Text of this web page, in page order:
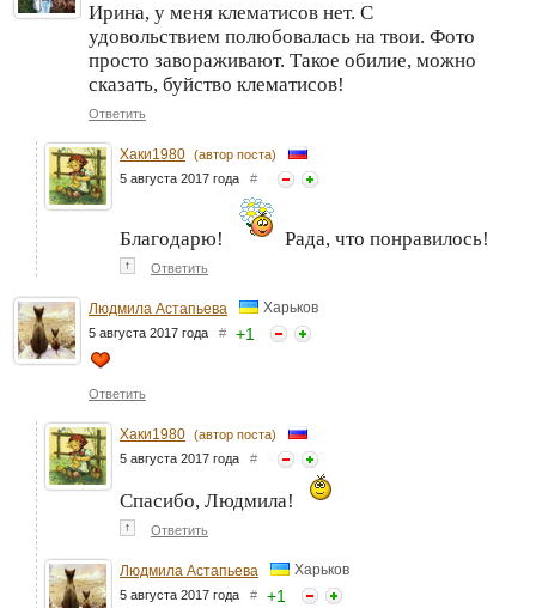
Ирина, у меня клематисов нет. С
удовольствием полюбовалась на твои. Фото
просто завораживают. Такое обилие, можно
сказать, буйство клематисов!
Ответить
Хаки1980 (автор поста)
5 августа 2017 года #
Благодарю! Рада, что понравилось!
↑ Ответить
Людмила Астапьева Харьков
5 августа 2017 года # +1
Ответить
Хаки1980 (автор поста)
5 августа 2017 года #
Спасибо, Людмила!
↑ Ответить
Людмила Астапьева Харьков
5 августа 2017 года # +1